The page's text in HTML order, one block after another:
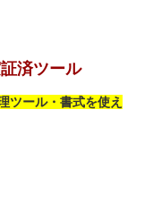
済ツール
ツール・書式を使え